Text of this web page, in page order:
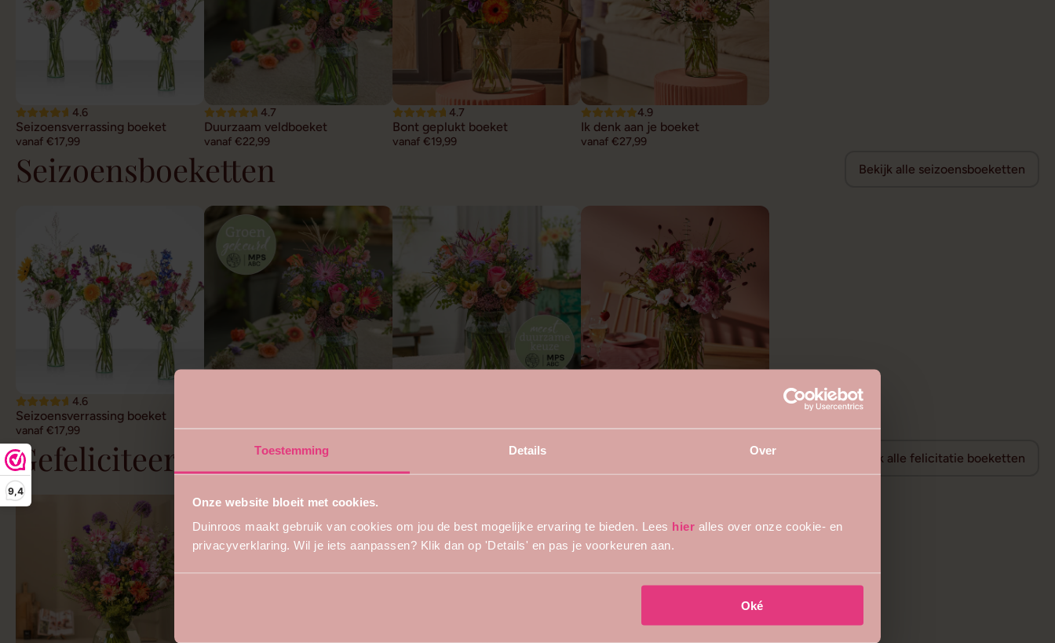
Toestemming Details Over
Onze website bloeit met cookies.
Duinroos maakt gebruik van cookies om jou de best mogelijke ervaring te bieden. Lees hier alles over onze cookie- en
privacyverklaring. Wil je iets aanpassen? Klik dan op 'Details' en pas je voorkeuren aan.
Oké
9,4
4.6
Seizoensverrassing boeket
vanaf €17,99
4.7
Duurzaam veldboeket
vanaf €22,99
4.7
Bont geplukt boeket
vanaf €19,99
4.9
Ik denk aan je boeket
vanaf €27,99
Seizoensboeketten Bekijk alle seizoensboeketten
4.6
Seizoensverrassing boeket
vanaf €17,99 vanaf €22,99 vanaf €22,99 vanaf €24,99
Gefeliciteerd bloemen Bekijk alle felicitatie boeketten